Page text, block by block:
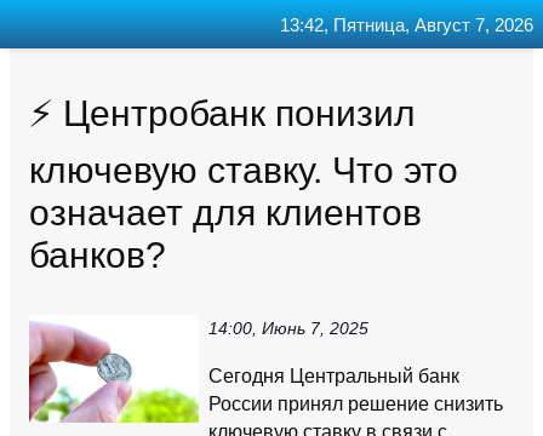
⚡️ Центробанк понизил
ключевую ставку. Что это
означает для клиентов
банков?
14:00, Июнь 7, 2025
Сегодня Центральный банк
России принял решение снизить
ключевую ставку в связи с
13:42, Пятница, Август 7, 2026